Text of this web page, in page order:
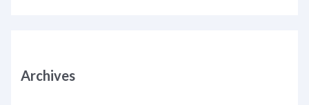
Archives